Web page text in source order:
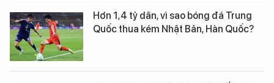
Hơn 1,4 tỷ dân, vì sao bóng đá Trung
Quốc thua kém Nhật Bản, Hàn Quốc?